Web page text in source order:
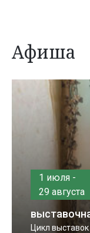
Афиша
1 июля -
29 августа
Цикл